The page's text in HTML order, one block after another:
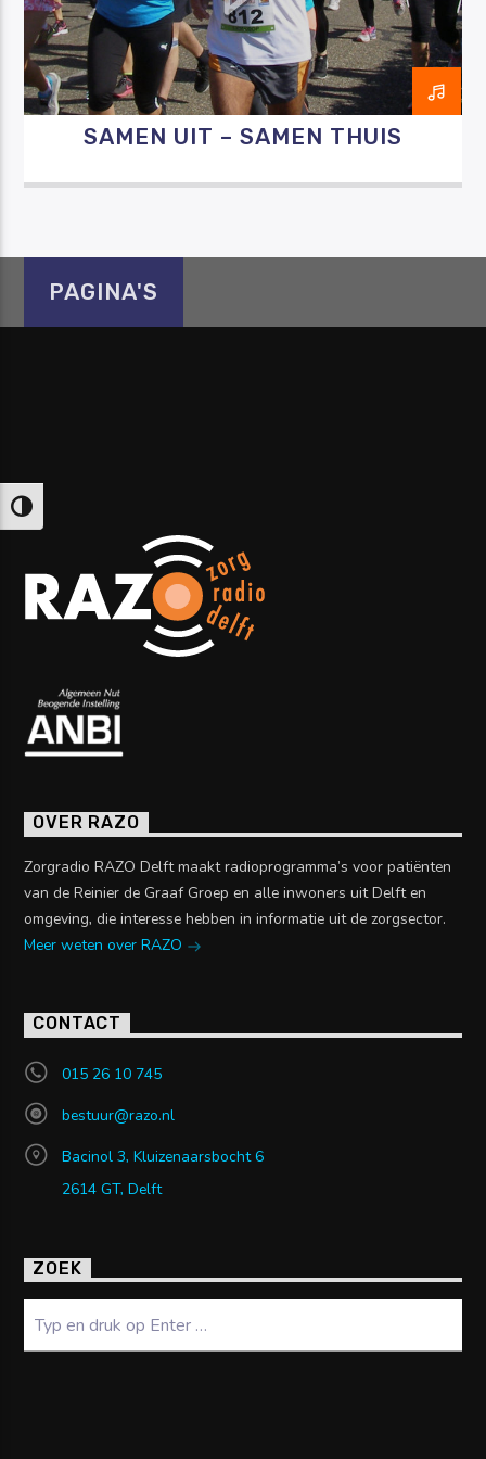
Keuze voor hoog contrast
Luister RAZO online
SAMEN UIT – SAMEN THUIS
PAGINA'S
OVER RAZO
Zorgradio RAZO Delft maakt radioprogramma’s voor patiënten
van de Reinier de Graaf Groep en alle inwoners uit Delft en
omgeving, die interesse hebben in informatie uit de zorgsector.
Meer weten over RAZO
CONTACT
015 26 10 745
bestuur@razo.nl
Bacinol 3, Kluizenaarsbocht 6
2614 GT, Delft
ZOEK